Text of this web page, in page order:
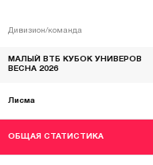
Дивизион/команда
МАЛЫЙ ВТБ КУБОК УНИВЕРОВ
ВЕСНА 2026
Лисма
ОБЩАЯ СТАТИСТИКА